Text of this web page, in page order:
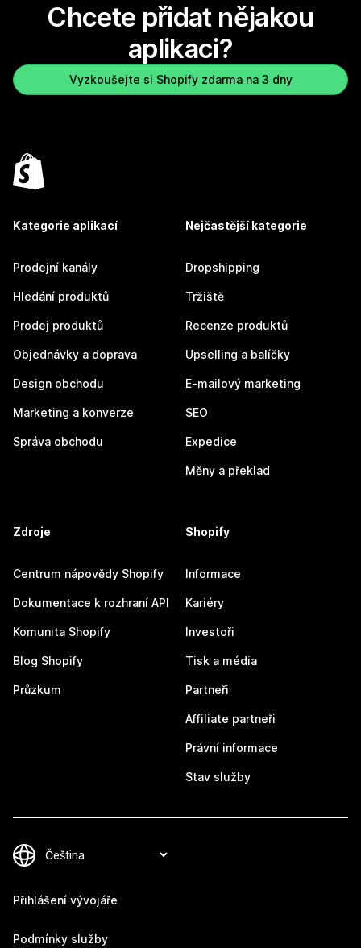
Chcete přidat nějakou
aplikaci?
Vyzkoušejte si Shopify zdarma na 3 dny
Kategorie aplikací
Prodejní kanály
Hledání produktů
Prodej produktů
Objednávky a doprava
Design obchodu
Marketing a konverze
Správa obchodu
Nejčastější kategorie
Dropshipping
Tržiště
Recenze produktů
Upselling a balíčky
E-mailový marketing
SEO
Expedice
Měny a překlad
Zdroje
Centrum nápovědy Shopify
Dokumentace k rozhraní API
Komunita Shopify
Blog Shopify
Průzkum
Shopify
Informace
Kariéry
Investoři
Tisk a média
Partneři
Affiliate partneři
Právní informace
Stav služby
Přihlášení vývojáře
Podmínky služby